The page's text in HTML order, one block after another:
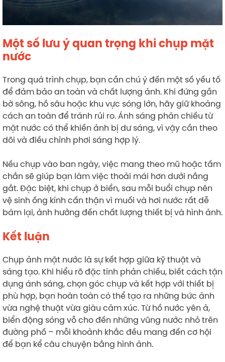
Một số lưu ý quan trọng khi chụp mặt
nước
Trong quá trình chụp, bạn cần chú ý đến một số yếu tố
để đảm bảo an toàn và chất lượng ảnh. Khi đứng gần
bờ sông, hồ sâu hoặc khu vực sóng lớn, hãy giữ khoảng
cách an toàn để tránh rủi ro. Ánh sáng phản chiếu từ
mặt nước có thể khiến ảnh bị dư sáng, vì vậy cần theo
dõi và điều chỉnh phơi sáng hợp lý.
Nếu chụp vào ban ngày, việc mang theo mũ hoặc tấm
chắn sẽ giúp bạn làm việc thoải mái hơn dưới nắng
gắt. Đặc biệt, khi chụp ở biển, sau mỗi buổi chụp nên
vệ sinh ống kính cẩn thận vì muối và hơi nước rất dễ
bám lại, ảnh hưởng đến chất lượng thiết bị và hình ảnh.
Kết luận
Chụp ảnh mặt nước là sự kết hợp giữa kỹ thuật và
sáng tạo. Khi hiểu rõ đặc tính phản chiếu, biết cách tận
dụng ánh sáng, chọn góc chụp và kết hợp với thiết bị
phù hợp, bạn hoàn toàn có thể tạo ra những bức ảnh
vừa nghệ thuật vừa giàu cảm xúc. Từ hồ nước yên ả,
biển động sóng vỗ cho đến những vũng nước nhỏ trên
đường phố – mỗi khoảnh khắc đều mang đến cơ hội
để bạn kể câu chuyện bằng hình ảnh.